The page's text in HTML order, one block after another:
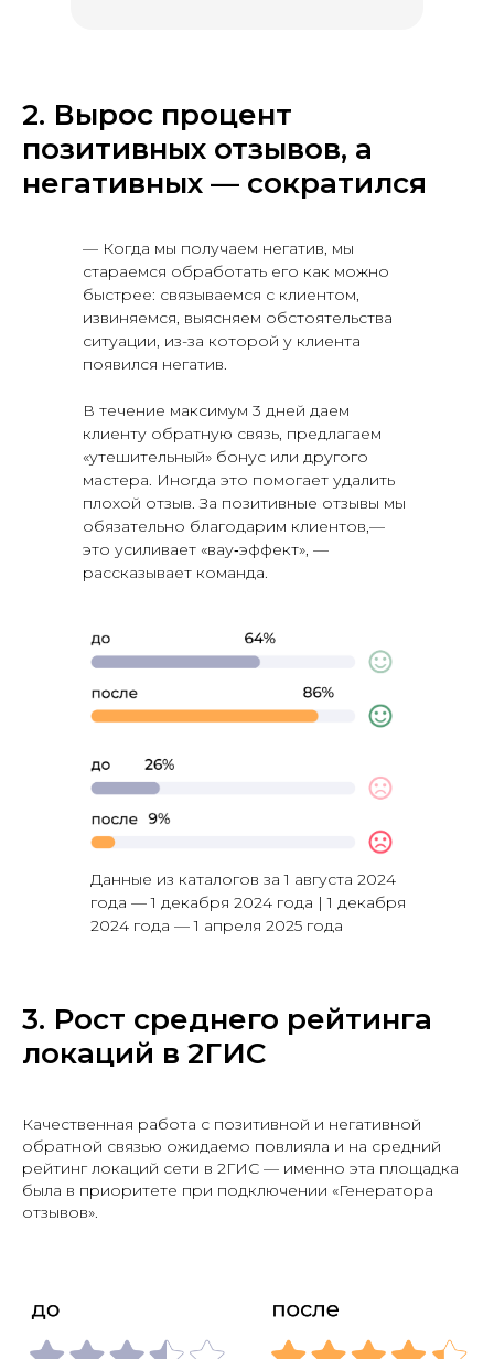
2. Вырос процент
позитивных отзывов, а
негативных — сократился
— Когда мы получаем негатив, мы
стараемся обработать его как можно
быстрее: связываемся с клиентом,
извиняемся, выясняем обстоятельства
ситуации, из-за которой у клиента
появился негатив.
В течение максимум 3 дней даем
клиенту обратную связь, предлагаем
«утешительный» бонус или другого
мастера. Иногда это помогает удалить
плохой отзыв. За позитивные отзывы мы
обязательно благодарим клиентов,—
это усиливает «вау‑эффект», —
рассказывает команда.
Данные из каталогов за 1 августа 2024
года — 1 декабря 2024 года | 1 декабря
2024 года — 1 апреля 2025 года
3. Рост среднего рейтинга
локаций в 2ГИС
Качественная работа с позитивной и негативной
обратной связью ожидаемо повлияла и на средний
рейтинг локаций сети в 2ГИС — именно эта площадка
была в приоритете при подключении «Генератора
отзывов».